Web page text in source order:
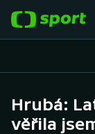
Hokej
Hrubá:
věřila